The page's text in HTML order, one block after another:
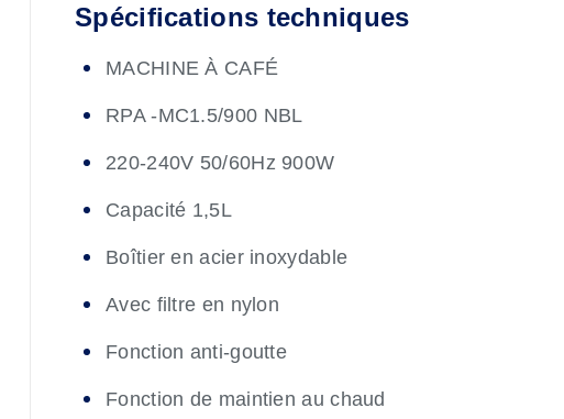
Spécifications techniques
MACHINE À CAFÉ
RPA -MC1.5/900 NBL
220-240V 50/60Hz 900W
Capacité 1,5L
Boîtier en acier inoxydable
Avec filtre en nylon
Fonction anti-goutte
Fonction de maintien au chaud